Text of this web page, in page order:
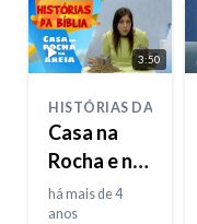
3:50
HISTÓRIAS DA BIBLIA
Casa na
Rocha e na
Areia
há mais de 4
anos